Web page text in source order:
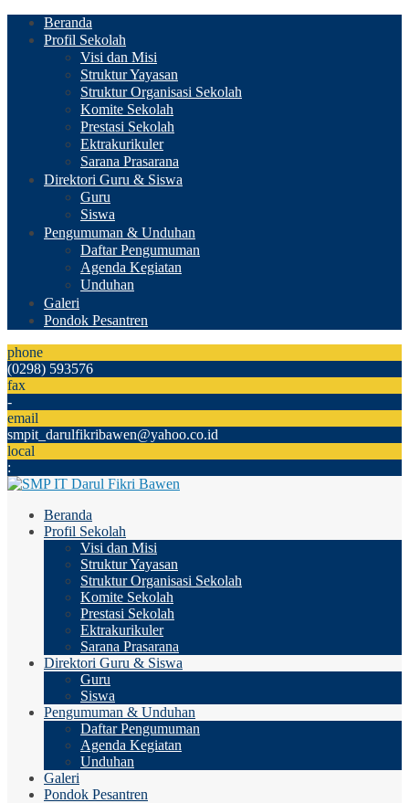
Beranda
Profil Sekolah
Visi dan Misi
Struktur Yayasan
Struktur Organisasi Sekolah
Komite Sekolah
Prestasi Sekolah
Ektrakurikuler
Sarana Prasarana
Direktori Guru & Siswa
Guru
Siswa
Pengumuman & Unduhan
Daftar Pengumuman
Agenda Kegiatan
Unduhan
Galeri
Pondok Pesantren
phone
(0298) 593576
fax
-
email
smpit_darulfikribawen@yahoo.co.id
local
:
Beranda
Profil Sekolah
Visi dan Misi
Struktur Yayasan
Struktur Organisasi Sekolah
Komite Sekolah
Prestasi Sekolah
Ektrakurikuler
Sarana Prasarana
Direktori Guru & Siswa
Guru
Siswa
Pengumuman & Unduhan
Daftar Pengumuman
Agenda Kegiatan
Unduhan
Galeri
Pondok Pesantren